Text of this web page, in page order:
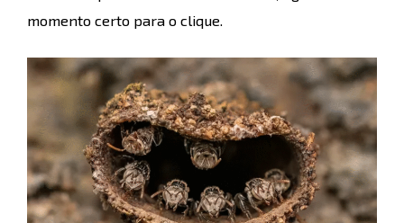
momento certo para o clique.